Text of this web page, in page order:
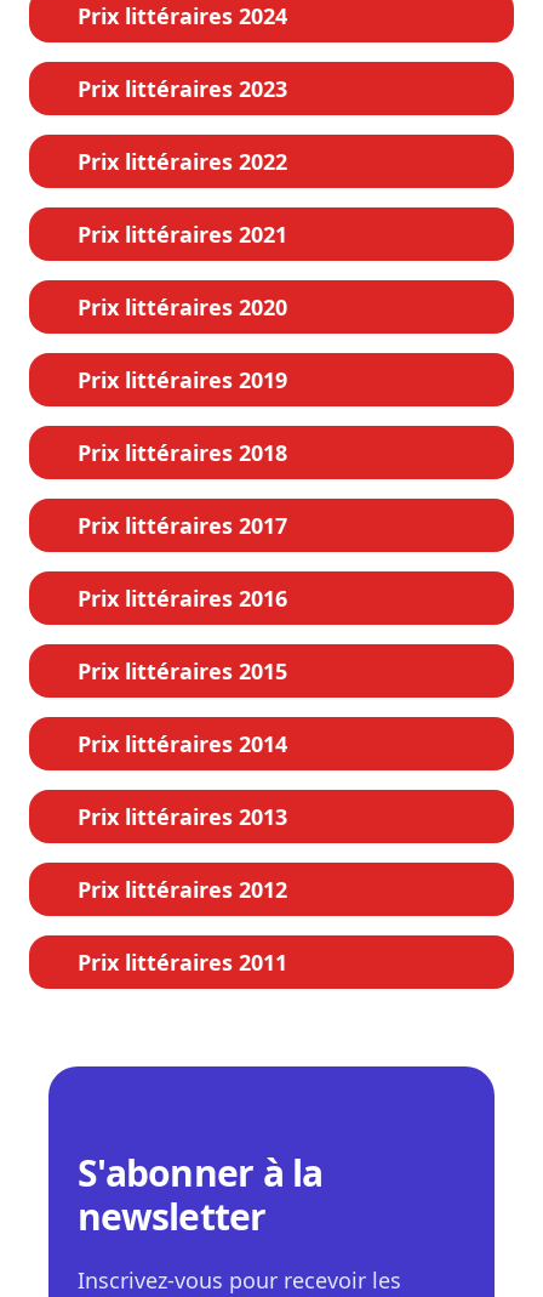
Prix littéraires 2024
Prix littéraires 2023
Prix littéraires 2022
Prix littéraires 2021
Prix littéraires 2020
Prix littéraires 2019
Prix littéraires 2018
Prix littéraires 2017
Prix littéraires 2016
Prix littéraires 2015
Prix littéraires 2014
Prix littéraires 2013
Prix littéraires 2012
Prix littéraires 2011
S'abonner à la
newsletter
Inscrivez-vous pour recevoir les